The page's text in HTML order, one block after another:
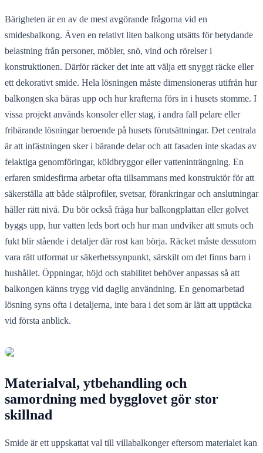
Bärigheten är en av de mest avgörande frågorna vid en
smidesbalkong. Även en relativt liten balkong utsätts för betydande
belastning från personer, möbler, snö, vind och rörelser i
konstruktionen. Därför räcker det inte att välja ett snyggt räcke eller
ett dekorativt smide. Hela lösningen måste dimensioneras utifrån hur
balkongen ska bäras upp och hur krafterna förs in i husets stomme. I
vissa projekt används konsoler eller stag, i andra fall pelare eller
fribärande lösningar beroende på husets förutsättningar. Det centrala
är att infästningen sker i bärande delar och att fasaden inte skadas av
felaktiga genomföringar, köldbryggor eller vatteninträngning. En
erfaren smidesfirma arbetar ofta tillsammans med konstruktör för att
säkerställa att både stålprofiler, svetsar, förankringar och anslutningar
håller rätt nivå. Du bör också fråga hur balkongplattan eller golvet
byggs upp, hur vatten leds bort och hur man undviker att smuts och
fukt blir stående i detaljer där rost kan börja. Räcket måste dessutom
vara rätt utformat ur säkerhetssynpunkt, särskilt om det finns barn i
hushållet. Öppningar, höjd och stabilitet behöver anpassas så att
balkongen känns trygg vid daglig användning. En genomarbetad
lösning syns ofta i detaljerna, inte bara i det som är lätt att upptäcka
vid första anblick.
Materialval, ytbehandling och
samordning med bygglovet gör stor
skillnad
Smide är ett uppskattat val till villabalkonger eftersom materialet kan